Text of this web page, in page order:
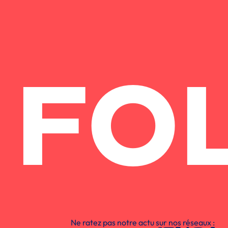
Ne ratez pas notre actu sur nos réseaux :